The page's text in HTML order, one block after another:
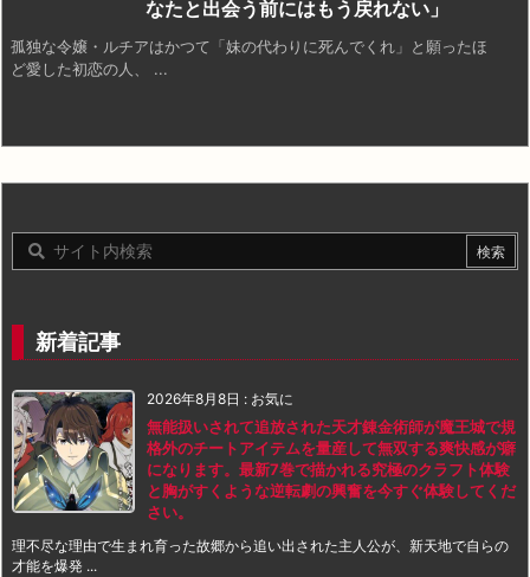
なたと出会う前にはもう戻れない」
孤独な令嬢・ルチアはかつて「妹の代わりに死んでくれ」と願ったほ
ど愛した初恋の人、 ...
新着記事
2026年8月8日 : お気に
無能扱いされて追放された天才錬金術師が魔王城で規
格外のチートアイテムを量産して無双する爽快感が癖
になります。最新7巻で描かれる究極のクラフト体験
と胸がすくような逆転劇の興奮を今すぐ体験してくだ
さい。
理不尽な理由で生まれ育った故郷から追い出された主人公が、新天地で自らの
才能を爆発 ...